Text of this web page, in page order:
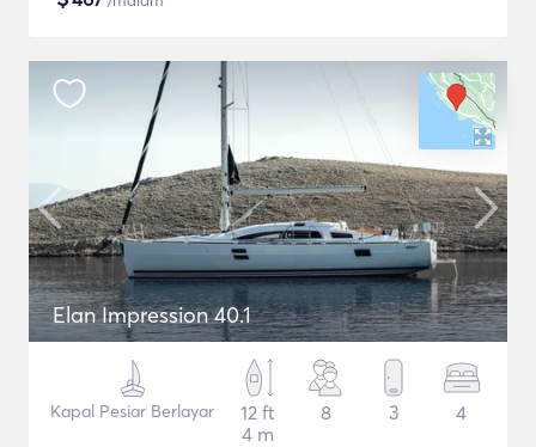
Elan Impression 40.1
Kapal Pesiar Berlayar
12 ft
4 m
8 3 4